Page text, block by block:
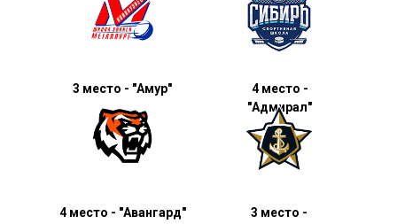
3 место - "Амур"
4 место -
"Адмирал"
4 место - "Авангард"
3 место -